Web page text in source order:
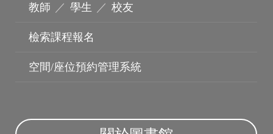
教師 ／ 學生 ／ 校友
檢索課程報名
空間/座位預約管理系統